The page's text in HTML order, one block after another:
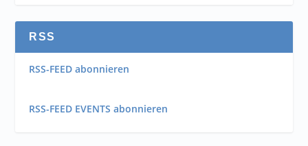
RSS
RSS-FEED abonnieren
RSS-FEED EVENTS abonnieren